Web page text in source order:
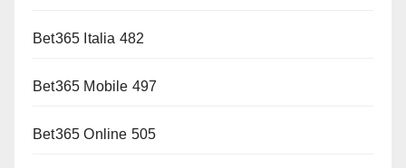
Bet365 Italia 482
Bet365 Mobile 497
Bet365 Online 505